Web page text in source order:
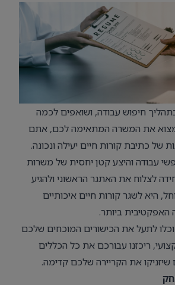
חיפוש עבודה, ושואפים לכמה
למצוא את המשרה המתאימה לכם, אתם
של כתיבת קורות חיים יעילה ונכונה.
עבודה והיצע קטן יחסית של משרות
לצלוח את האתגר הראשוני ולהגיע
היא לשגר קורות חיים איכותיים
האפקטיבית ביותר.
לתעל את הכישורים המוכחים שלכם
ריכזנו עבורכם את כל הכללים
שיזניקו את הקריירה שלכם קדימה.